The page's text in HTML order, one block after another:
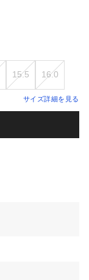
15.5 16.0
サイズ詳細を見る